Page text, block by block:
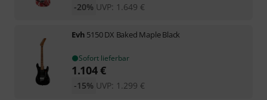
UVP: 1.649 €
-20%
Evh 5150 DX Baked Maple Black
Sofort lieferbar
1.104€
UVP: 1.299 €
-15%